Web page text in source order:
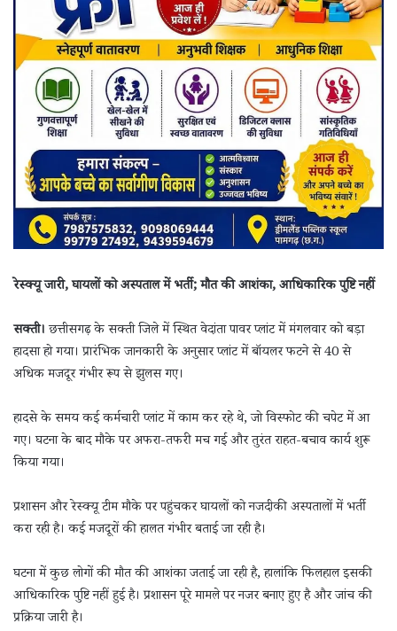
रेस्क्यू जारी, घायलों को अस्पताल में भर्ती; मौत की आशंका, आधिकारिक पुष्टि नहीं
सक्ती।छत्तीसगढ़ के सक्ती जिले में स्थित वेदांता पावर प्लांट में मंगलवार को बड़ा
हादसा हो गया। प्रारंभिक जानकारी के अनुसार प्लांट में बॉयलर फटने से 40 से
अधिक मजदूर गंभीर रूप से झुलस गए।
हादसे के समय कई कर्मचारी प्लांट में काम कर रहे थे, जो विस्फोट की चपेट में आ
गए। घटना के बाद मौके पर अफरा-तफरी मच गई और तुरंत राहत-बचाव कार्य शुरू
किया गया।
प्रशासन और रेस्क्यू टीम मौके पर पहुंचकर घायलों को नजदीकी अस्पतालों में भर्ती
करा रही है। कई मजदूरों की हालत गंभीर बताई जा रही है।
घटना में कुछ लोगों की मौत की आशंका जताई जा रही है, हालांकि फिलहाल इसकी
आधिकारिक पुष्टि नहीं हुई है। प्रशासन पूरे मामले पर नजर बनाए हुए है और जांच की
प्रक्रिया जारी है।